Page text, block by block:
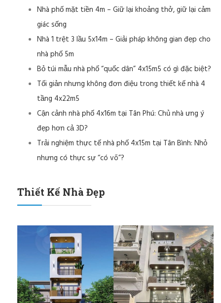
Nhà phố mặt tiền 4m – Giữ lại khoảng thở, giữ lại cảm
giác sống
Nhà 1 trệt 3 lầu 5x14m – Giải pháp không gian đẹp cho
nhà phố 5m
Bỏ túi mẫu nhà phố “quốc dân” 4x15m5 có gì đặc biệt?
Tối giản nhưng không đơn điệu trong thiết kế nhà 4
tầng 4x22m5
Cận cảnh nhà phố 4x16m tại Tân Phú: Chủ nhà ưng ý
đẹp hơn cả 3D?
Trải nghiệm thực tế nhà phố 4x15m tại Tân Bình: Nhỏ
nhưng có thực sự “có võ”?
Thiết Kế Nhà Đẹp